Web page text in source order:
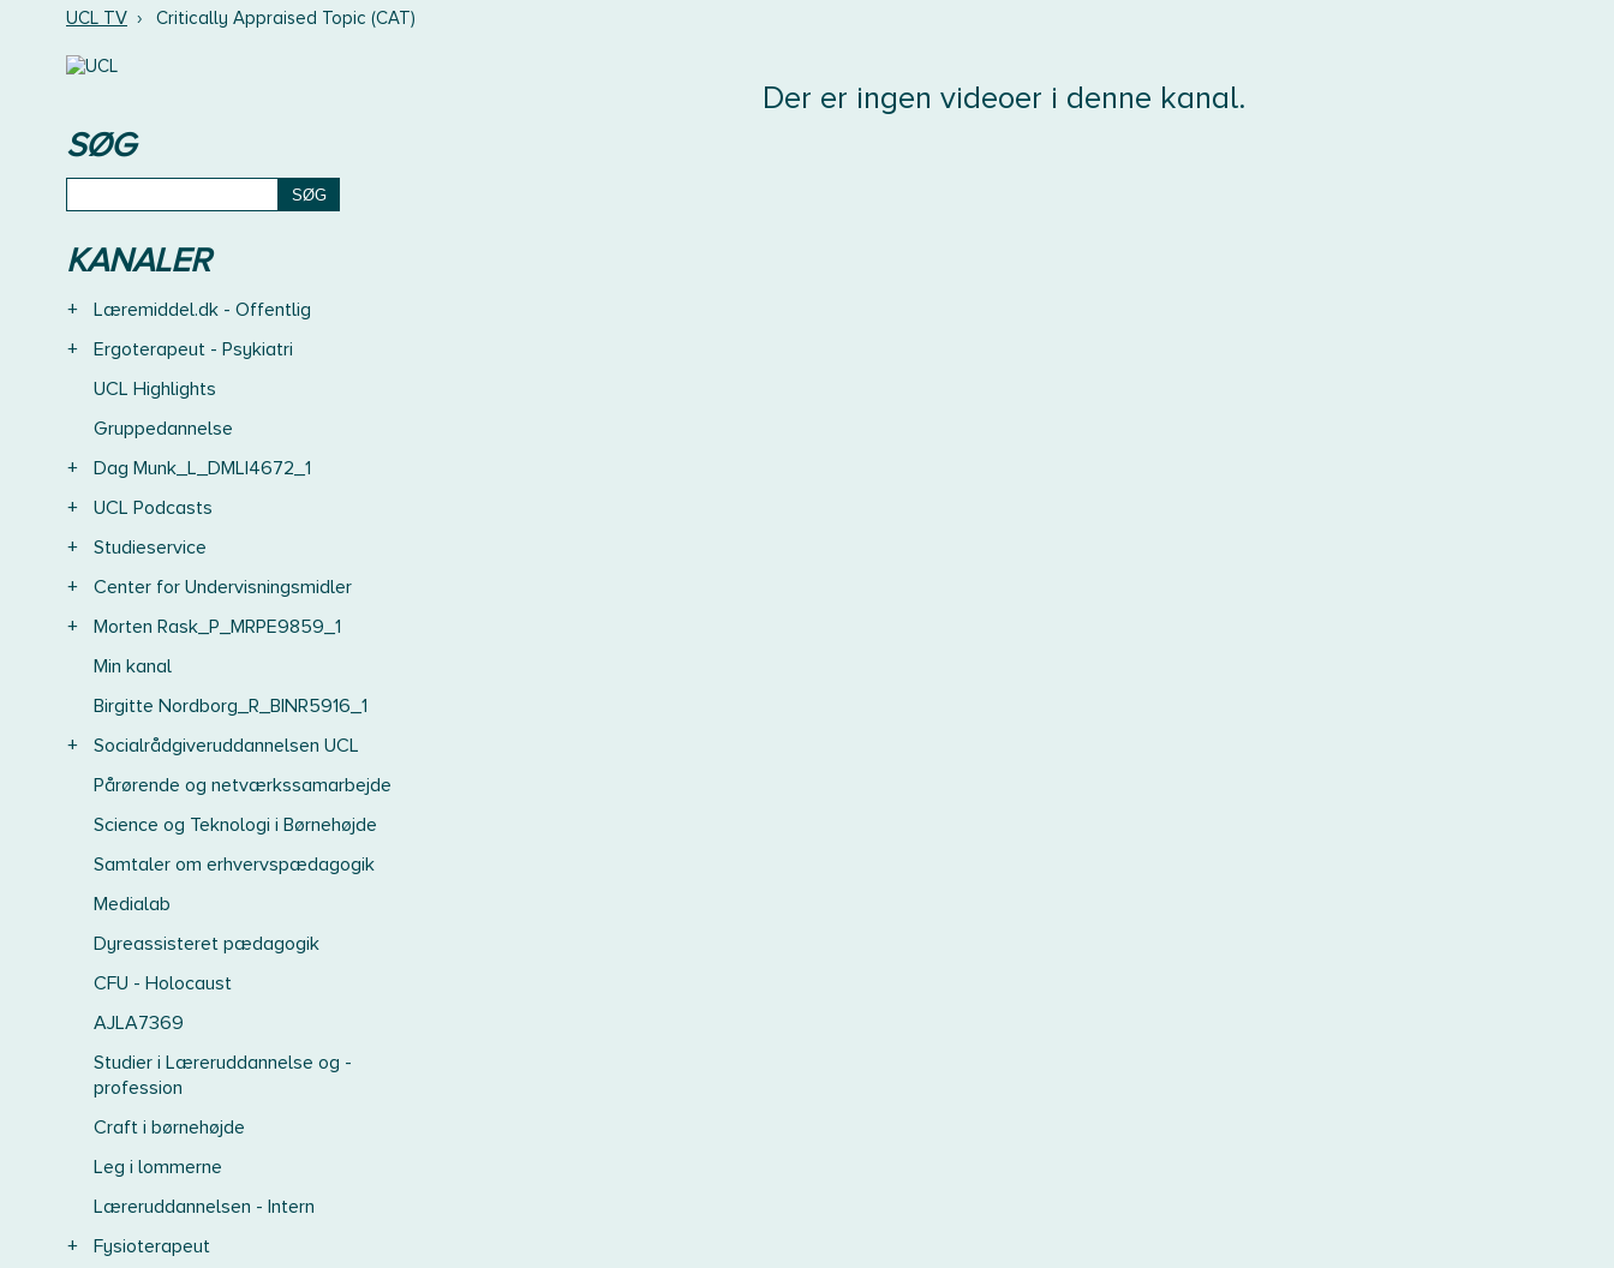
UCL TV › Critically Appraised Topic (CAT)
SØG
KANALER
+
Læremiddel.dk - Offentlig
+
Ergoterapeut - Psykiatri
UCL Highlights
Gruppedannelse
+
Dag Munk_L_DMLI4672_1
+
UCL Podcasts
+
Studieservice
+
Center for Undervisningsmidler
+
Morten Rask_P_MRPE9859_1
Min kanal
Birgitte Nordborg_R_BINR5916_1
+
Socialrådgiveruddannelsen UCL
Pårørende og netværkssamarbejde
Science og Teknologi i Børnehøjde
Samtaler om erhvervspædagogik
Medialab
Dyreassisteret pædagogik
CFU - Holocaust
AJLA7369
Studier i Læreruddannelse og -
profession
Craft i børnehøjde
Leg i lommerne
Læreruddannelsen - Intern
+
Fysioterapeut
Der er ingen videoer i denne kanal.